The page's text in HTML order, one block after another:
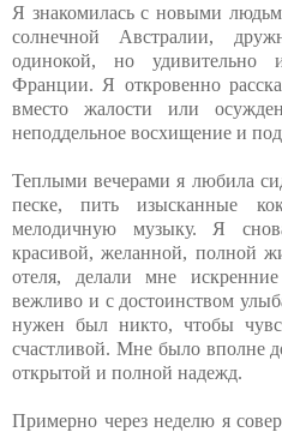
Я знакомилась с новыми
солнечной Австралии,
одинокой, но удивительно
Франции. Я откровенно
вместо жалости или
неподдельное восхищение и
Теплыми вечерами я любила
песке, пить изысканные
мелодичную музыку. Я
красивой, желанной, полной
отеля, делали мне
вежливо и с достоинством
нужен был никто, чтобы
счастливой. Мне было вполне
открытой и полной надежд.
Примерно через неделю я